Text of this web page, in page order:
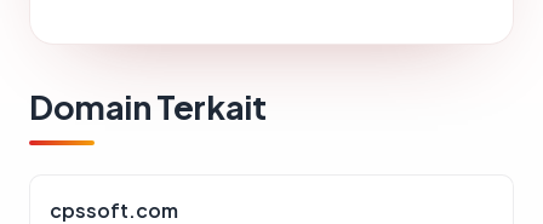
Domain Terkait
cpssoft.com